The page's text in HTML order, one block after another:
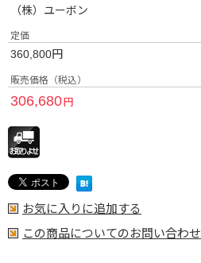
（株）ユーボン
定価
360,800円
販売価格（税込）
306,680円
お気に入りに追加する
この商品についてのお問い合わせ